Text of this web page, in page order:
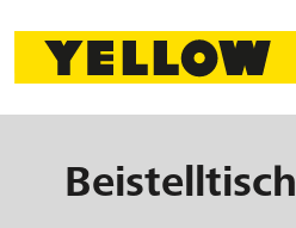
Beistelltisch